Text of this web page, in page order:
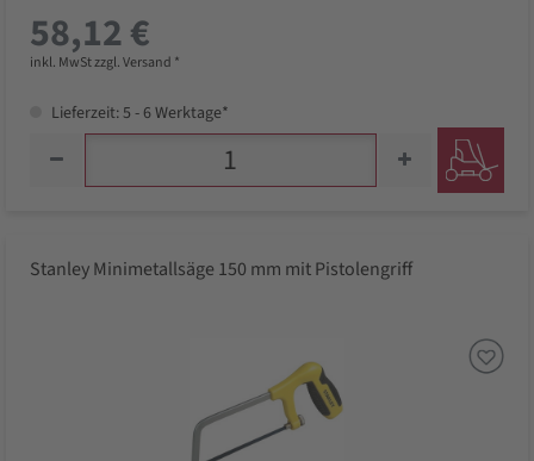
58,12 €
inkl. MwSt zzgl. Versand *
Lieferzeit: 5 - 6 Werktage*
Stanley Minimetallsäge 150 mm mit Pistolengriff